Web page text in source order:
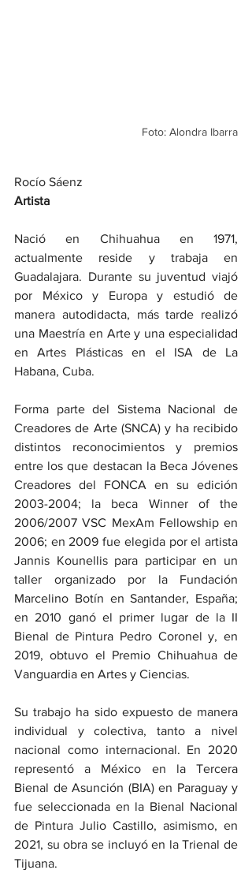
Foto: Alondra Ibarra
Rocío Sáenz
Artista
Nació en Chihuahua en 1971,
actualmente reside y trabaja en
Guadalajara. Durante su juventud viajó
por México y Europa y estudió de
manera autodidacta, más tarde realizó
una Maestría en Arte y una especialidad
en Artes Plásticas en el ISA de La
Habana, Cuba.
Forma parte del Sistema Nacional de
Creadores de Arte (SNCA) y ha recibido
distintos reconocimientos y premios
entre los que destacan la Beca Jóvenes
Creadores del FONCA en su edición
2003-2004; la beca Winner of the
2006/2007 VSC MexAm Fellowship en
2006; en 2009 fue elegida por el artista
Jannis Kounellis para participar en un
taller organizado por la Fundación
Marcelino Botín en Santander, España;
en 2010 ganó el primer lugar de la II
Bienal de Pintura Pedro Coronel y, en
2019, obtuvo el Premio Chihuahua de
Vanguardia en Artes y Ciencias.
Su trabajo ha sido expuesto de manera
individual y colectiva, tanto a nivel
nacional como internacional. En 2020
representó a México en la Tercera
Bienal de Asunción (BIA) en Paraguay y
fue seleccionada en la Bienal Nacional
de Pintura Julio Castillo, asimismo, en
2021, su obra se incluyó en la Trienal de
Tijuana.